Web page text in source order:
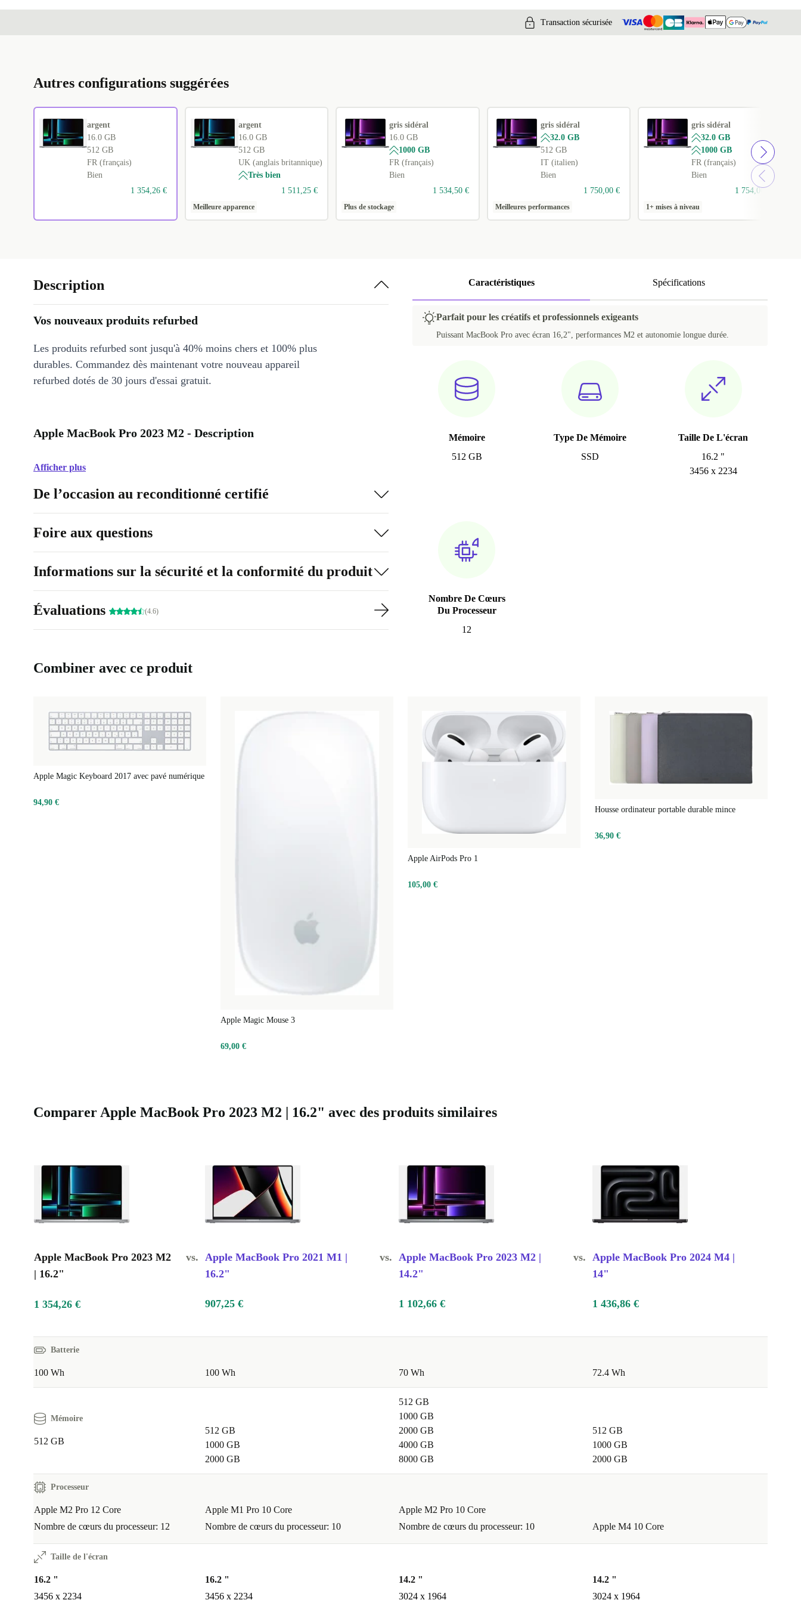
+44,74 €
+224,74 €
RU (russe)
AR (arabe)
CZ (tchèque) +658,95 €
Transaction sécurisée
Autres configurations suggérées
argent
16.0 GB
512 GB
FR (français)
Bien
1 354,26 €
argent
16.0 GB
512 GB
UK (anglais britannique)
Très bien
1 511,25 €
Meilleure apparence
gris sidéral
16.0 GB
1000 GB
FR (français)
Bien
1 534,50 €
Plus de stockage
gris sidéral
32.0 GB
512 GB
IT (italien)
Bien
1 750,00 €
Meilleures performances
gris sidéral
32.0 GB
1000 GB
FR (français)
Bien
1 754,06 €
1+ mises à niveau
Caractéristiques Spécifications
Parfait pour les créatifs et professionnels exigeants
Puissant MacBook Pro avec écran 16,2", performances M2 et autonomie longue durée.
Mémoire
512 GB
Type De Mémoire
SSD
Taille De L'écran
16.2 "
3456 x 2234
Nombre De Cœurs
Du Processeur
12
Description
Vos nouveaux produits refurbed
Les produits refurbed sont jusqu'à 40% moins chers et 100% plus
durables. Commandez dès maintenant votre nouveau appareil
refurbed dotés de 30 jours d'essai gratuit.
Apple MacBook Pro 2023 M2 - Description
Afficher plus
De l’occasion au reconditionné certifié
Foire aux questions
Informations sur la sécurité et la conformité du produit
Évaluations (4.6)
Combiner avec ce produit
Apple Magic Keyboard 2017 avec pavé numérique
94,90 €
Apple Magic Mouse 3
69,00 €
Apple AirPods Pro 1
105,00 €
Housse ordinateur portable durable mince
36,90 €
Comparer Apple MacBook Pro 2023 M2 | 16.2" avec des produits similaires
Apple MacBook Pro 2023 M2
| 16.2"
vs. Apple MacBook Pro 2021 M1 |
16.2"
vs. Apple MacBook Pro 2023 M2 |
14.2"
vs. Apple MacBook Pro 2024 M4 |
14"
1 354,26 € 907,25 € 1 102,66 € 1 436,86 €
Batterie
100 Wh 100 Wh 70 Wh 72.4 Wh
Mémoire
512 GB
512 GB
1000 GB
2000 GB
512 GB
1000 GB
2000 GB
4000 GB
8000 GB
512 GB
1000 GB
2000 GB
Processeur
Apple M2 Pro 12 Core
Nombre de cœurs du processeur: 12
Apple M1 Pro 10 Core
Nombre de cœurs du processeur: 10
Apple M2 Pro 10 Core
Nombre de cœurs du processeur: 10
Apple M4 10 Core
Taille de l'écran
16.2 "
3456 x 2234
16.2 "
3456 x 2234
14.2 "
3024 x 1964
14.2 "
3024 x 1964